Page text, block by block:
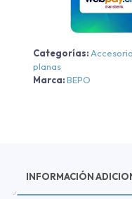
Categorías:
planas
Marca:BEPO
INFORMACIÓN